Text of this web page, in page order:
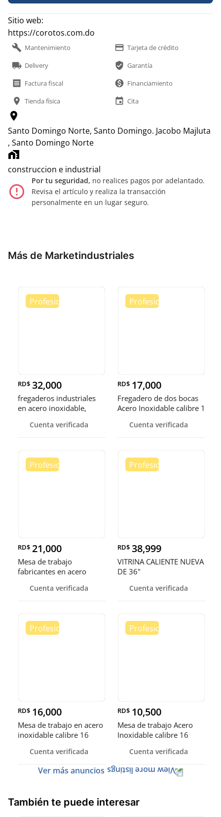
Sitio web:
https://corotos.com.do
build Mantenimiento payment Tarjeta de crédito
local_shipping Delivery verified_user Garantía
receipt Factura fiscal monetization_on Financiamiento
location_on Tienda física event Cita
location_on
Santo Domingo Norte, Santo Domingo. Jacobo Majluta
, Santo Domingo Norte
home_work
construccion e industrial
error_outline
Por tu seguridad, no realices pagos por adelantado.
Revisa el artículo y realiza la transacción
personalmente en un lugar seguro.
Más de Marketindustriales
RD$ 32,000
fregaderos industriales
en acero inoxidable,
Cuenta verificada
RD$ 17,000
Fregadero de dos bocas
Acero Inoxidable calibre 1
Cuenta verificada
RD$ 21,000
Mesa de trabajo
fabricantes en acero
Cuenta verificada
RD$ 38,999
VITRINA CALIENTE NUEVA
DE 36"
Cuenta verificada
RD$ 16,000
Mesa de trabajo en acero
inoxidable calibre 16
Cuenta verificada
RD$ 10,500
Mesa de trabajo Acero
Inoxidable calibre 16
Cuenta verificada
Ver más anuncios
También te puede interesar